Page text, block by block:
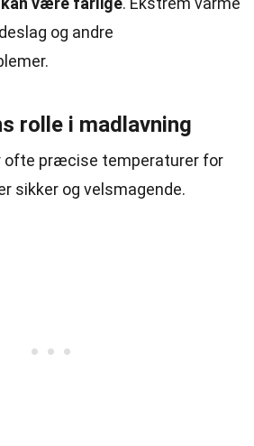
og andre
rolle i madlavning
ofte præcise temperaturer for
sikker og velsmagende.